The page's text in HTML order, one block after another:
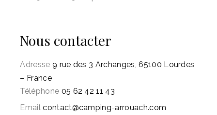
Nous contacter
Adresse 9 rue des 3 Archanges, 65100 Lourdes
– France
Téléphone 05 62 42 11 43
Emailcontact@camping-arrouach.com